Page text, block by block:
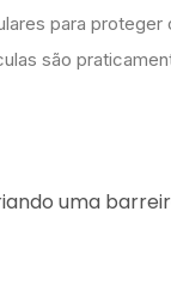
para proteger
são
uma